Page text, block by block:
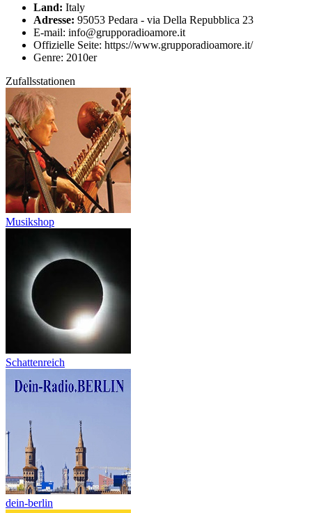
Land: Italy
Adresse: 95053 Pedara - via Della Repubblica 23
E-mail: info@grupporadioamore.it
Offizielle Seite: https://www.grupporadioamore.it/
Genre: 2010er
Zufallsstationen
Musikshop
Schattenreich
dein-berlin